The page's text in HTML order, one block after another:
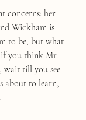
concerns: her
Wickham is
to be, but what
if you think Mr.
wait till you see
about to learn,